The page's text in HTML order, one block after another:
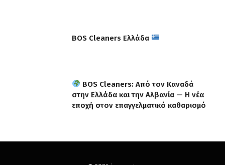
BOS Cleaners Ελλάδα
BOS Cleaners: Από τον Καναδά
στην Ελλάδα και την Αλβανία — Η νέα
εποχή στον επαγγελματικό καθαρισμό